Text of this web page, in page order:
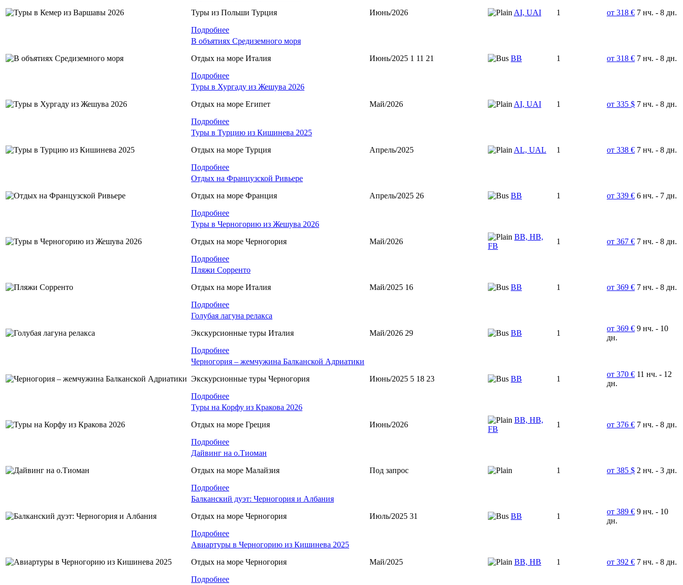
Туры из Польши Турция
Подробнее
Июнь/2026 AI, UAI 1 от 318 € 7 нч. - 8 дн.
В объятиях Средиземного моря
Отдых на море Италия
Подробнее
Июнь/2025 1 11 21 BB 1 от 318 € 7 нч. - 8 дн.
Туры в Хургаду из Жешува 2026
Отдых на море Египет
Подробнее
Май/2026 AI, UAI 1 от 335 $ 7 нч. - 8 дн.
Туры в Турцию из Кишинева 2025
Отдых на море Турция
Подробнее
Апрель/2025 AL, UAL 1 от 338 € 7 нч. - 8 дн.
Отдых на Французской Ривьере
Отдых на море Франция
Подробнее
Апрель/2025 26 BB 1 от 339 € 6 нч. - 7 дн.
Туры в Черногорию из Жешува 2026
Отдых на море Черногория
Подробнее
Май/2026
BB, HB,
FB
1 от 367 € 7 нч. - 8 дн.
Пляжи Сорренто
Отдых на море Италия
Подробнее
Май/2025 16 BB 1 от 369 € 7 нч. - 8 дн.
Голубая лагуна релакса
Экскурсионные туры Италия
Подробнее
Май/2026 29 BB 1
от 369 € 9 нч. - 10
дн.
Черногория – жемчужина Балканской Адриатики
Экскурсионные туры Черногория
Подробнее
Июнь/2025 5 18 23 BB 1
от 370 € 11 нч. - 12
дн.
Туры на Корфу из Кракова 2026
Отдых на море Греция
Подробнее
Июнь/2026
BB, HB,
FB
1 от 376 € 7 нч. - 8 дн.
Дайвинг на о.Тиоман
Отдых на море Малайзия
Подробнее
Под запрос 1 от 385 $ 2 нч. - 3 дн.
Балканский дуэт: Черногория и Албания
Отдых на море Черногория
Подробнее
Июль/2025 31 ВВ 1
от 389 € 9 нч. - 10
дн.
Авиартуры в Черногорию из Кишинева 2025
Отдых на море Черногория
Подробнее
Май/2025 ВВ, НВ 1 от 392 € 7 нч. - 8 дн.